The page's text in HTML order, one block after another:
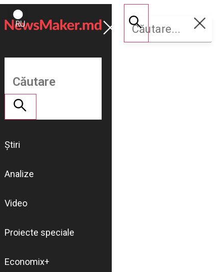
ROMÂNĂ
RU
Susține
NM
Știri
Analize
Video
Proiecte speciale
Economix+